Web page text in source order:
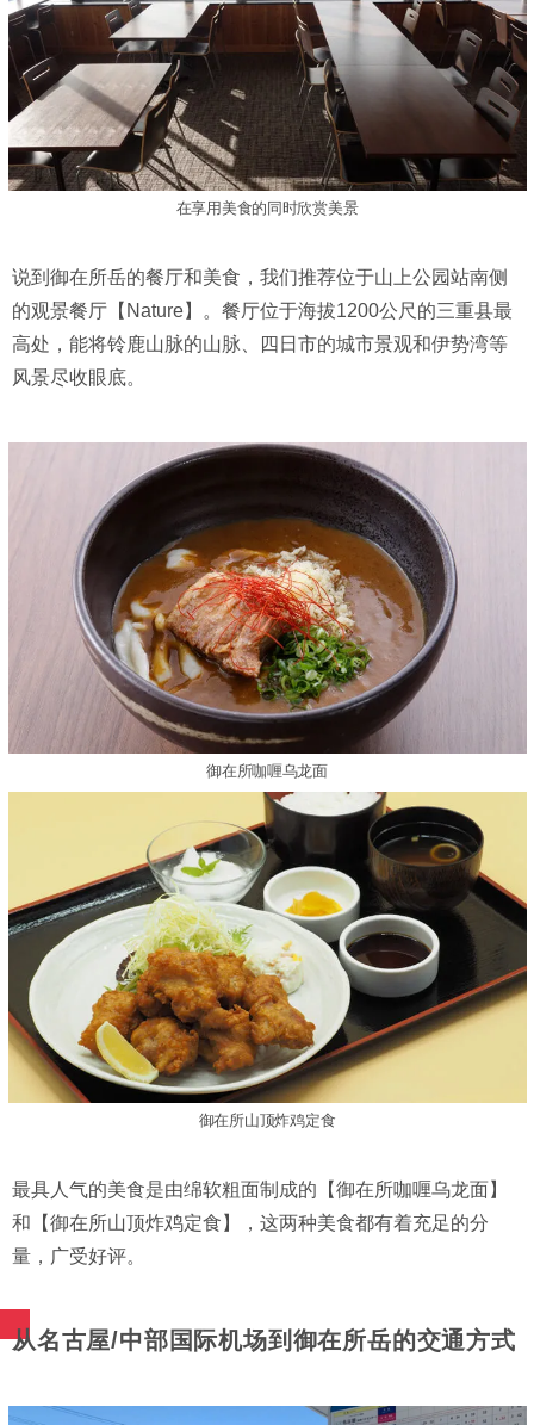
在享用美食的同时欣赏美景
说到御在所岳的餐厅和美食，我们推荐位于山上公园站南侧
的观景餐厅【Nature】。餐厅位于海拔1200公尺的三重县最
高处，能将铃鹿山脉的山脉、四日市的城市景观和伊势湾等
风景尽收眼底。
御在所咖喱乌龙面
御在所山顶炸鸡定食
最具人气的美食是由绵软粗面制成的【御在所咖喱乌龙面】
和【御在所山顶炸鸡定食】，这两种美食都有着充足的分
量，广受好评。
从名古屋/中部国际机场到御在所岳的交通方式